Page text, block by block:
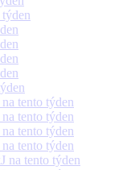
tento týden
tento týden
tento týden
tento týden
na tento týden